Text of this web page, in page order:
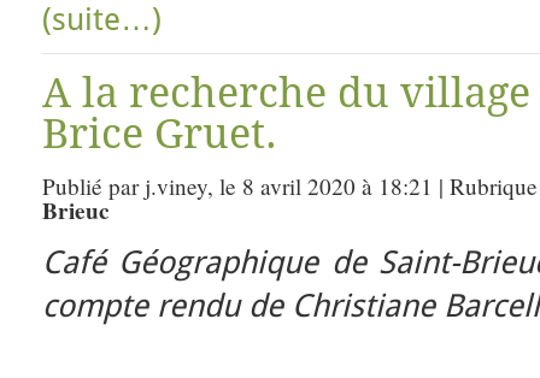
(suite…)
A la recherche du
Brice Gruet.
Publié par j.viney, le 8 avril 2020 à 18:21 |
Brieuc
Café Géographique de Saint-
compte rendu de Christiane